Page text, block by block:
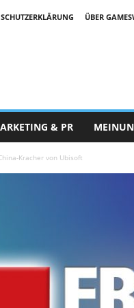
ÜBER
& PR
Kracher von Ubisoft